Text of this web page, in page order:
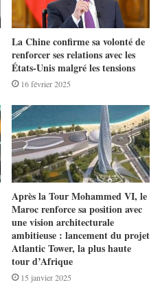
La Chine confirme sa volonté de
renforcer ses relations avec les
États-Unis malgré les tensions
16 février 2025
Après la Tour Mohammed VI, le
Maroc renforce sa position avec
une vision architecturale
ambitieuse : lancement du projet
Atlantic Tower, la plus haute
tour d’Afrique
15 janvier 2025